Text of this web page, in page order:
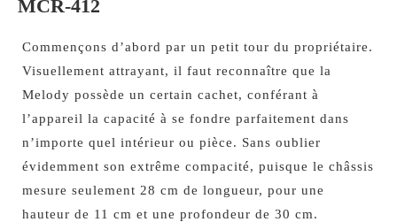
MCR-412
Commençons d’abord par un petit tour du propriétaire.
Visuellement attrayant, il faut reconnaître que la
Melody possède un certain cachet, conférant à
l’appareil la capacité à se fondre parfaitement dans
n’importe quel intérieur ou pièce. Sans oublier
évidemment son extrême compacité, puisque le châssis
mesure seulement 28 cm de longueur, pour une
hauteur de 11 cm et une profondeur de 30 cm.